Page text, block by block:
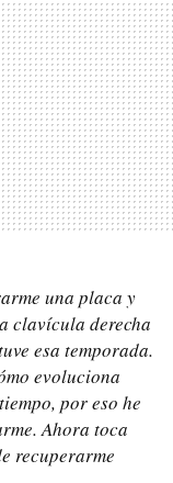
una placa y
clavícula derecha
esa temporada.
evoluciona
por eso he
Ahora toca
recuperarme